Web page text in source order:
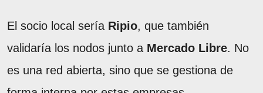
El socio local sería Ripio, que también
validaría los nodos junto a Mercado Libre. No
es una red abierta, sino que se gestiona de